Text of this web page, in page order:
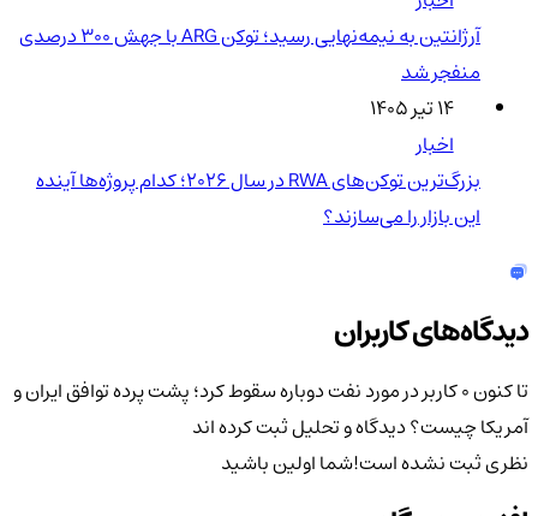
آرژانتین به نیمه‌نهایی رسید؛ توکن ARG با جهش ۳۰۰ درصدی
منفجر شد
۱۴ تیر ۱۴۰۵
اخبار
بزرگ‌ترین توکن‌های RWA در سال ۲۰۲۶؛ کدام پروژه‌ها آینده
این بازار را می‌سازند؟
دیدگاه‌های کاربران
تا کنون 0 کاربر در مورد
نفت دوباره سقوط کرد؛ پشت پرده توافق ایران و
آمریکا چیست؟دیدگاه و تحلیل ثبت کرده اند
نظری ثبت نشده است!شما اولین باشید